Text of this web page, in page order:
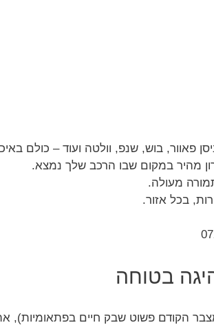
פאוור, בוש, שנפ, וולטה ועוד – כולם
מהיר במקום שבו הרכב שלך נמצא.
מעולה.
בכל אזור.
בטוחה
הקודם פשוט שבק חיים בפתאומיות),